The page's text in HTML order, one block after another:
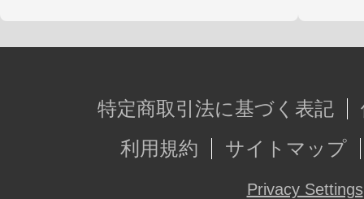
特定商取引法に基づく表記
利用規約
サイトマップ
Privacy Settings